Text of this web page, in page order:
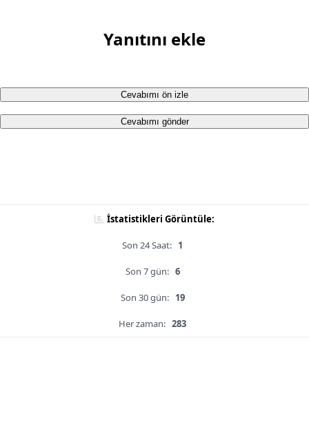
Yanıtını ekle
Cevabımı ön izle
Cevabımı gönder
İstatistikleri Görüntüle:
Son 24 Saat: 1
Son 7 gün: 6
Son 30 gün: 19
Her zaman: 283